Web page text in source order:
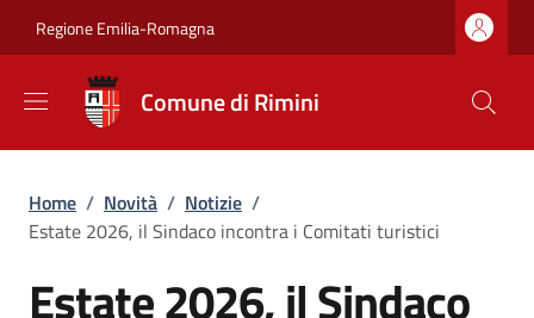
Regione Emilia-Romagna
Comune di Rimini
Briciole di pane
Home / Novità / Notizie /
Estate 2026, il Sindaco incontra i Comitati turistici
Estate 2026, il Sindaco